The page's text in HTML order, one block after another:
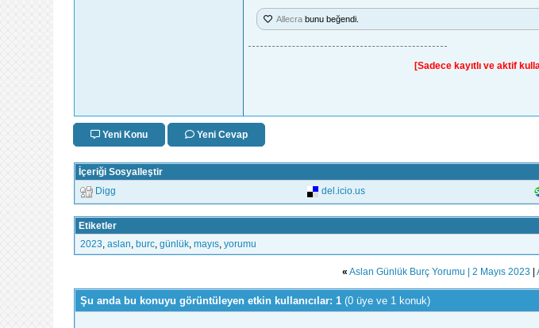
Allecrabunu beğendi.
[Sadece kayıtlı ve aktif
Yeni Konu Yeni Cevap
İçeriği Sosyalleştir
Digg del.icio.us
Etiketler
2023 aslan burc, günlük, mayıs, yorumu
« Aslan Günlük Burç Yorumu | 2 Mayıs 2023
Şu anda bu konuyu görüntüleyen etkin kullanıcılar: 1 (0 üye ve 1 konuk)